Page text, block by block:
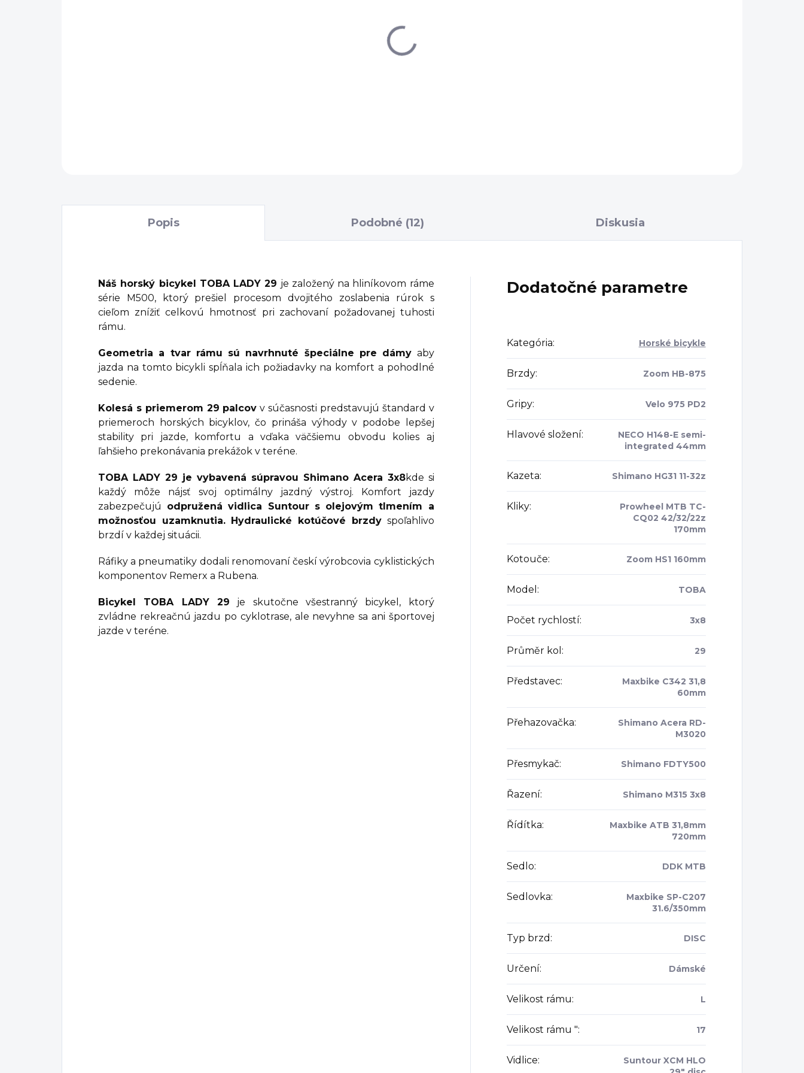
Popis Podobné (12) Diskusia
Náš horský bicykel TOBA LADY 29 je založený na hliníkovom ráme
série M500, ktorý prešiel procesom dvojitého zoslabenia rúrok s
cieľom znížiť celkovú hmotnosť pri zachovaní požadovanej tuhosti
rámu.
Geometria a tvar rámu sú navrhnuté špeciálne pre dámy aby
jazda na tomto bicykli spĺňala ich požiadavky na komfort a pohodlné
sedenie.
Kolesá s priemerom 29 palcov v súčasnosti predstavujú štandard v
priemeroch horských bicyklov, čo prináša výhody v podobe lepšej
stability pri jazde, komfortu a vďaka väčšiemu obvodu kolies aj
ľahšieho prekonávania prekážok v teréne.
TOBA LADY 29 je vybavená súpravou Shimano Acera 3x8kde si
každý môže nájsť svoj optimálny jazdný výstroj. Komfort jazdy
zabezpečujú
odpružená vidlica Suntour s olejovým tlmením a
možnosťou uzamknutia. Hydraulické kotúčové brzdyspoľahlivo
brzdí v každej situácii.
Ráfiky a pneumatiky dodali renomovaní českí výrobcovia cyklistických
komponentov Remerx a Rubena.
Bicykel TOBA LADY 29 je skutočne všestranný bicykel, ktorý
zvládne rekreačnú jazdu po cyklotrase, ale nevyhne sa ani športovej
jazde v teréne.
Dodatočné parametre
Kategória: Horské bicykle
Brzdy: Zoom HB-875
Gripy: Velo 975 PD2
Hlavové složení:
NECO H148-E semi-
integrated 44mm
Kazeta: Shimano HG31 11-32z
Kliky:
Prowheel MTB TC-
CQ02 42/32/22z
170mm
Kotouče: Zoom HS1 160mm
Model : TOBA
Počet rychlostí: 3x8
Průměr kol : 29
Představec:
Maxbike C342 31,8
60mm
Přehazovačka:
Shimano Acera RD-
M3020
Přesmykač: Shimano FDTY500
Řazení: Shimano M315 3x8
Řídítka:
Maxbike ATB 31,8mm
720mm
Sedlo: DDK MTB
Sedlovka:
Maxbike SP-C207
31.6/350mm
Typ brzd : DISC
Určení: Dámské
Velikost rámu: L
Velikost rámu ": 17
Vidlice:
Suntour XCM HLO